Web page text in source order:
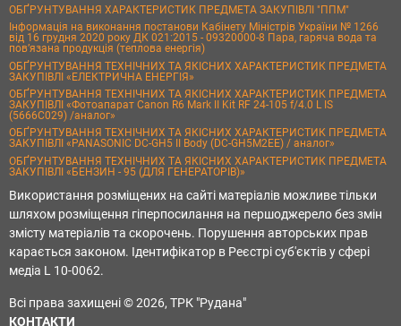
ОБҐРУНТУВАННЯ ХАРАКТЕРИСТИК ПРЕДМЕТА ЗАКУПІВЛІ "ППМ"
Інформація на виконання постанови Кабінету Міністрів України № 1266
від 16 грудня 2020 року ДК 021:2015 - 09320000-8 Пара, гаряча вода та
пов’язана продукція (теплова енергія)
ОБҐРУНТУВАННЯ ТЕХНІЧНИХ ТА ЯКІСНИХ ХАРАКТЕРИСТИК ПРЕДМЕТА
ЗАКУПІВЛІ «ЕЛЕКТРИЧНА ЕНЕРГІЯ»
ОБҐРУНТУВАННЯ ТЕХНІЧНИХ ТА ЯКІСНИХ ХАРАКТЕРИСТИК ПРЕДМЕТА
ЗАКУПІВЛІ «Фотоапарат Canon R6 Mark II Kit RF 24-105 f/4.0 L IS
(5666C029) /аналог»
ОБҐРУНТУВАННЯ ТЕХНІЧНИХ ТА ЯКІСНИХ ХАРАКТЕРИСТИК ПРЕДМЕТА
ЗАКУПІВЛІ «PANASONIC DC-GH5 II Body (DC-GH5M2EE) / аналог»
ОБҐРУНТУВАННЯ ТЕХНІЧНИХ ТА ЯКІСНИХ ХАРАКТЕРИСТИК ПРЕДМЕТА
ЗАКУПІВЛІ «БЕНЗИН - 95 (ДЛЯ ГЕНЕРАТОРІВ)»
Використання розміщених на сайті матеріалів можливе тільки
шляхом розміщення гіперпосилання на першоджерело без змін
змісту матеріалів та скорочень. Порушення авторських прав
карається законом. Ідентифікатор в Реєстрі суб'єктів у сфері
медіа L 10-0062.
Всі права захищені © 2026, ТРК "Рудана"
КОНТАКТИ